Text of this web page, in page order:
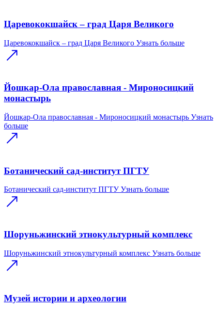
Царевококшайск – град Царя Великого
Царевококшайск – град Царя Великого Узнать больше
Йошкар-Ола православная - Мироносицкий
монастырь
Йошкар-Ола православная - Мироносицкий монастырь Узнать
больше
Ботанический сад-институт ПГТУ
Ботанический сад-институт ПГТУ Узнать больше
Шоруньжинский этнокультурный комплекс
Шоруньжинский этнокультурный комплекс Узнать больше
Музей истории и археологии